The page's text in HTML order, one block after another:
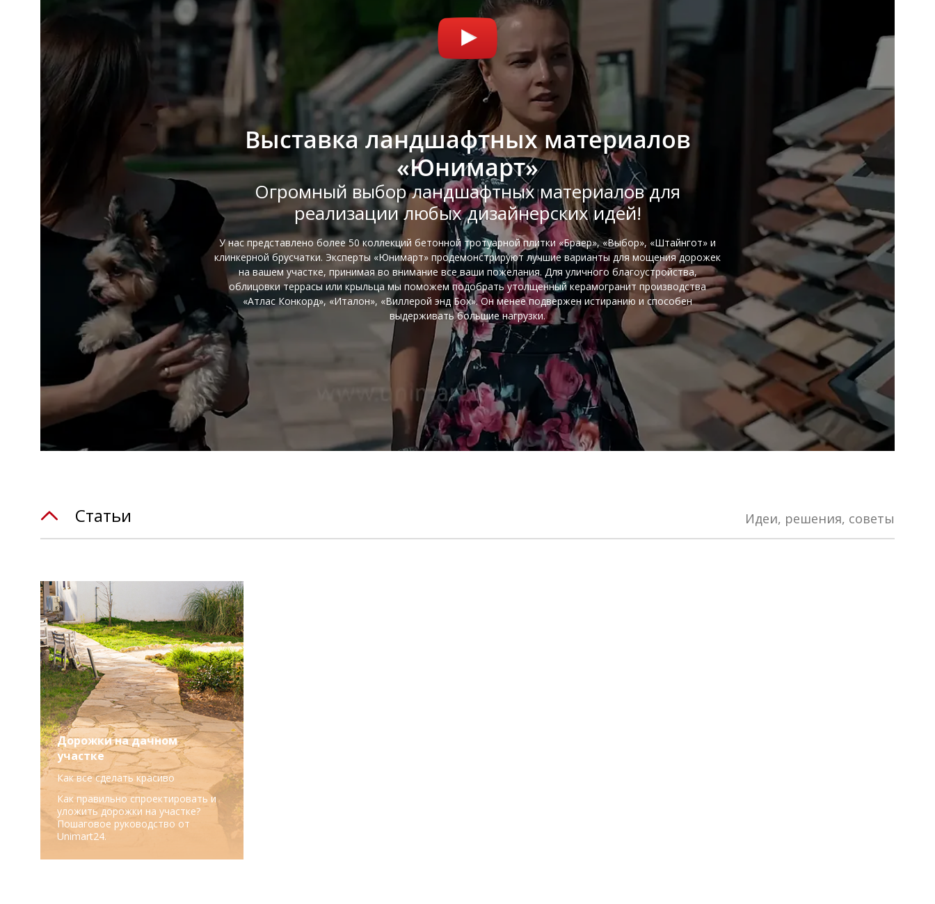
Выставка ландшафтных материалов
«Юнимарт»
Огромный выбор ландшафтных материалов для
реализации любых дизайнерских идей!
У нас представлено более 50 коллекций бетонной тротуарной плитки «Браер», «Выбор», «Штайнгот» и
клинкерной брусчатки. Эксперты «Юнимарт» продемонстрируют лучшие варианты для мощения дорожек
на вашем участке, принимая во внимание все ваши пожелания. Для уличного благоустройства,
облицовки террасы или крыльца мы поможем подобрать утолщенный керамогранит производства
«Атлас Конкорд», «Италон», «Виллерой энд Бох». Он менее подвержен истиранию и способен
выдерживать большие нагрузки.
⠀
Идеи, решения, советы
Статьи
Дорожки на дачном
участке
Как все сделать красиво
Как правильно спроектировать и
уложить дорожки на участке?
Пошаговое руководство от
Unimart24.